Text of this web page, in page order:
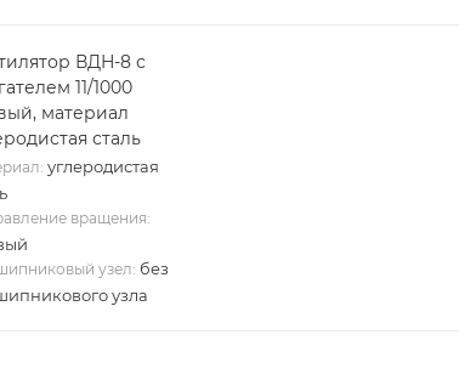
ВДН-8 с
11/1000
материал
сталь
углеродистая
вращения:
узел: без
узла